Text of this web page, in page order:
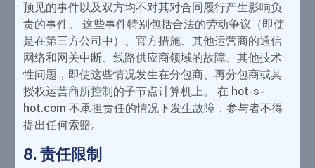
预见的事件以及双方均不对其对合同履行产生影响负
责的事件。 这些事件特别包括合法的劳动争议（即使
是在第三方公司中）、官方措施、其他运营商的通信
网络和网关中断、线路供应商领域的故障、其他技术
性问题，即使这些情况发生在分包商、再分包商或其
授权运营商所控制的子节点计算机上。 在 hot-s-
hot.com 不承担责任的情况下发生故障，参与者不得
提出任何索赔。
8. 责任限制